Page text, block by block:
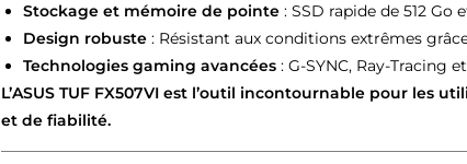
Stockage et mémoire de pointe : SSD rapide de 512 Go
Design robuste : Résistant aux conditions extrêmes
Technologies gaming avancées : G-SYNC, Ray-Tracing
L’ASUS TUF FX507VI est l’outil incontournable pour les
et de fiabilité.